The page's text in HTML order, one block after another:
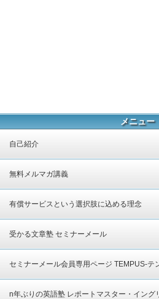
メニュー
自己紹介
無料メルマガ講義
有償サービスという選択肢に込める理念
受かる文章塾 セミナーメール
セミナーメール会員専用ページ TEMPUS-テ
n年ぶりの英語塾 レポートマスター・イング